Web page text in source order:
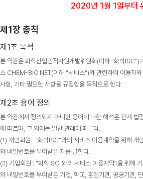
2020년 1월 1일부터
제1장 총칙
제1조 목적
본 약관은 화학산업인적자원개발위원회(이하 "화학ISC")
스 CHEM-BIO.NET(이하 “서비스”)와 관련하여 이용자
사항, 기타 필요한 사항을 규정함을 목적으로 한다.
제2조 용어 정의
본 약관에서 정의되지 아니한 용어에 대한 해석은 관계 법
에 따르며, 그 외에는 일반 관례에 따른다.
(1) 개인회원 : "화학ISC"와의 서비스 이용계약을 위해 개
와 비밀번호를 부여받은 자를 말한다.
(2) 기업회원 : "화학ISC"와의 서비스 이용계약1을 위해
와 비밀번호를 부여받은 기업, 학교, 훈련기관, 공공기관,